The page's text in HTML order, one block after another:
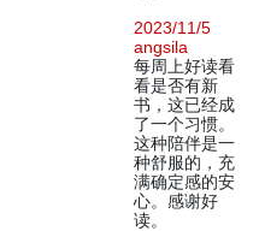
2023/11/5
angsila
每周上好读看
看是否有新
书，这已经成
了一个习惯。
这种陪伴是一
种舒服的，充
满确定感的安
心。感谢好
读。